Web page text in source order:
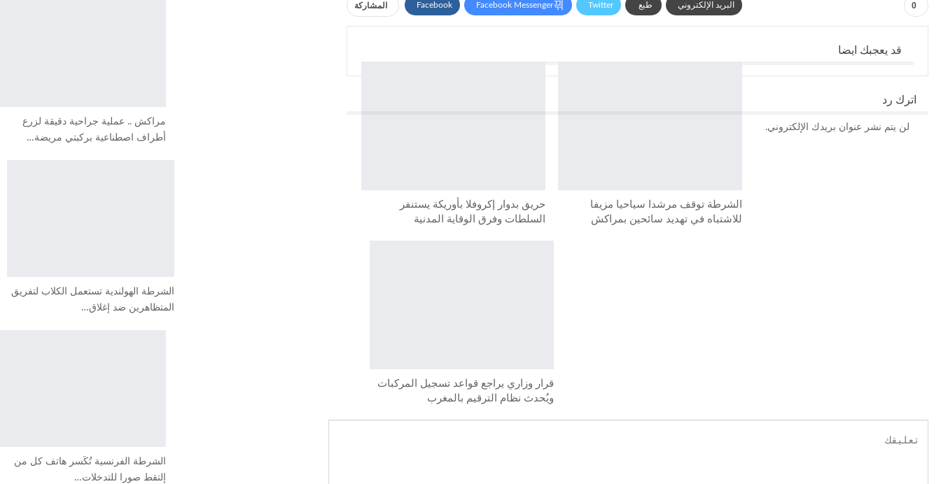
0 المشاركة Facebook Facebook Messenger Twitter طبع البريد الإلكتروني
قد يعجبك ايضا
حريق بدوار إكروفلا بأوريكة يستنفر
السلطات وفرق الوقاية المدنية
الشرطة توقف مرشدا سياحيا مزيفا
للاشتباه في تهديد سائحين بمراكش
قرار وزاري يراجع قواعد تسجيل المركبات
ويُحدث نظام الترقيم بالمغرب
اترك رد
لن يتم نشر عنوان بريدك الإلكتروني.
مراكش .. عملية جراحية دقيقة لزرع
أطراف اصطناعية بركبتي مريضة…
الشرطة الهولندية تستعمل الكلاب لتفريق
المتظاهرين ضد إغلاق…
الشرطة الفرنسية تُكَسر هاتف كل من
إلتقط صورا للتدخلات…